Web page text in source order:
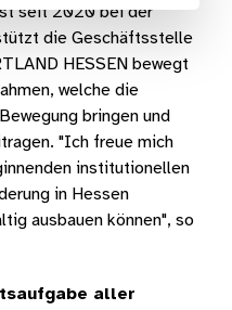
seit 2020 bei der
die Geschäftsstelle
HESSEN bewegt
welche die
bringen und
"Ich freue mich
institutionellen
in Hessen
ausbauen können", so
aller